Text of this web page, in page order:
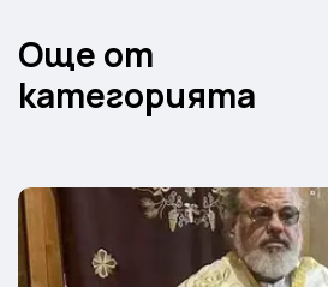
Още от
категорията